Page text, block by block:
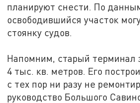
планируют снести. По
освободившийся участок
стоянку судов.
Напомним, старый терминал
4 тыс. кв. метров. Его
с тех пор ни разу не
руководство Большого